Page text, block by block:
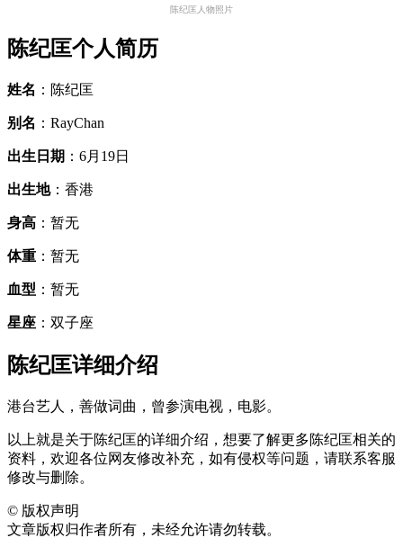
陈纪匡人物照片
陈纪匡个人简历
姓名 ：陈纪匡
别名 ：RayChan
出生日期 ：6月19日
出生地：香港
身高 ：暂无
体重 ：暂无
血型 ：暂无
星座 ：双子座
陈纪匡详细介绍
港台艺人，善做词曲，曾参演电视，电影。
以上就是关于陈纪匡的详细介绍，想要了解更多陈纪匡相关的
资料，欢迎各位网友修改补充，如有侵权等问题，请联系客服
修改与删除。
© 版权声明
文章版权归作者所有，未经允许请勿转载。